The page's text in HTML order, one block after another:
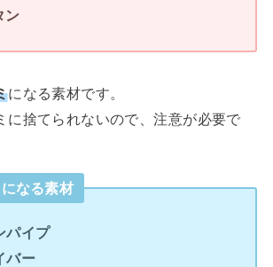
ン
になる素材です。
に捨てられないので、注意が必要で
なる素材
パイプ
バー